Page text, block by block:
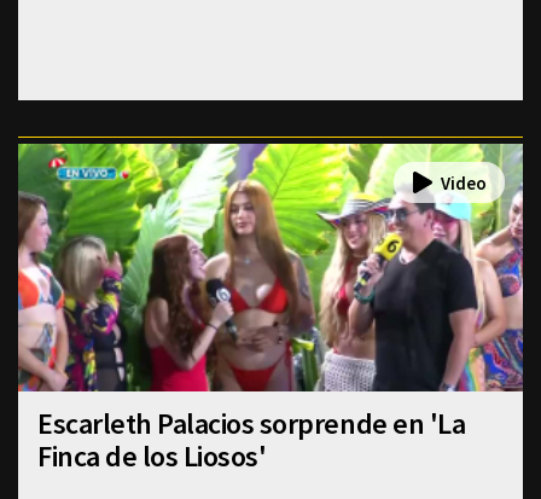
Escarleth Palacios sorprende en 'La
Finca de los Liosos'